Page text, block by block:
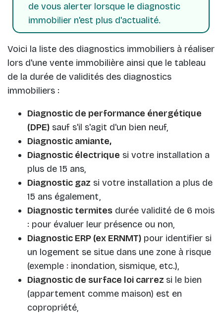
de vous alerter lorsque le diagnostic
immobilier n'est plus d'actualité.
Voici la liste des diagnostics immobiliers à réaliser
lors d'une vente immobilière ainsi que le tableau
de la durée de validités des diagnostics
immobiliers :
Diagnostic de performance énergétique
(DPE) sauf s'il s'agit d'un bien neuf,
Diagnostic amiante,
Diagnostic électrique si votre installation a
plus de 15 ans,
Diagnostic gaz si votre installation a plus de
15 ans également,
Diagnostic termites durée validité de 6 mois
: pour évaluer leur présence ou non,
Diagnostic ERP (ex ERNMT) pour identifier si
un logement se situe dans une zone à risque
(exemple : inondation, sismique, etc.),
Diagnostic de surface loi carrez si le bien
(appartement comme maison) est en
copropriété,